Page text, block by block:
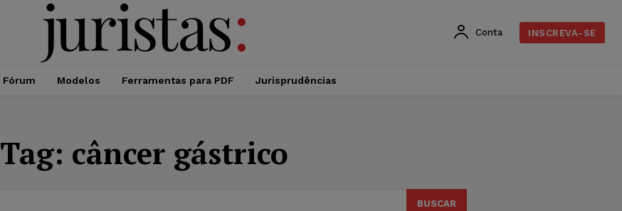
Conta INSCREVA-SE
Fórum Modelos Ferramentas para PDF Jurisprudências
Tag: câncer gástrico
BUSCAR